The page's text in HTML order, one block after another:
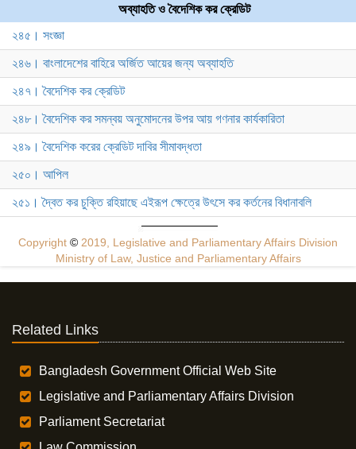
অব্যাহতি ও বৈদেশিক কর ক্রেডিট
২৪৫। সংজ্ঞা
২৪৬। বাংলাদেশের বাহিরে অর্জিত আয়ের জন্য অব্যাহতি
২৪৭। বৈদেশিক কর ক্রেডিট
২৪৮। বৈদেশিক কর সমন্বয় অনুমোদনের উপর আয় গণনার কার্যকারিতা
২৪৯। বৈদেশিক করের ক্রেডিট দাবির সীমাবদ্ধতা
২৫০। আপিল
২৫১। দ্বৈত কর চুক্তি রহিয়াছে এইরূপ ক্ষেত্রে উৎসে কর কর্তনের বিধানাবলি
Copyright © 2019, Legislative and Parliamentary Affairs Division
Ministry of Law, Justice and Parliamentary Affairs
Related Links
Bangladesh Government Official Web Site
Legislative and Parliamentary Affairs Division
Parliament Secretariat